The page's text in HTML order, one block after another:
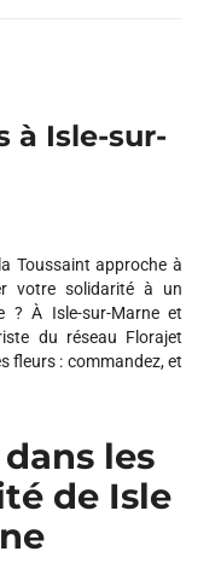
à Isle-sur-
Toussaint approche à
votre solidarité à un
? À Isle-sur-Marne et
du réseau Florajet
fleurs : commandez, et
les
de Isle